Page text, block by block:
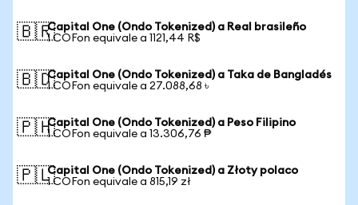
🇧🇷Capital One (Ondo Tokenized) a Real brasileño
1 COFon equivale a 1121,44 R$
🇧🇩Capital One (Ondo Tokenized) a Taka de Bangladés
1 COFon equivale a 27.088,68 ৳
🇵🇭Capital One (Ondo Tokenized) a Peso Filipino
1 COFon equivale a 13.306,76 ₱
🇵🇱Capital One (Ondo Tokenized) a Złoty polaco
1 COFon equivale a 815,19 zł